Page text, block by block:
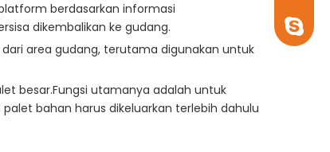
berdasarkan informasi
dikembalikan ke gudang.
area gudang, terutama digunakan untuk
besar.Fungsi utamanya adalah untuk
bahan harus dikeluarkan terlebih dahulu
+86-